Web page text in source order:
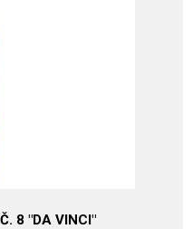
8 "DA VINCI"